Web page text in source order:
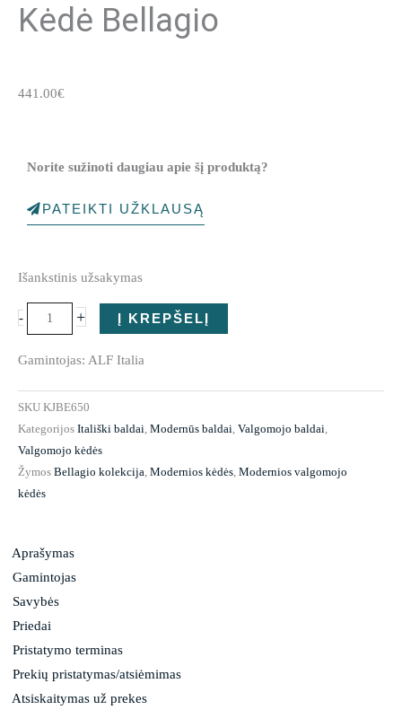
Kėdė Bellagio
441.00€
Norite sužinoti daugiau apie šį produktą?
PATEIKTI UŽKLAUSĄ
Išankstinis užsakymas
-
kiekis:
Kėdė
Bellagio
+ Į KREPŠELĮ
Gamintojas: ALF Italia
SKU KJBE650
Kategorijos Itališki baldai, Modernūs baldai, Valgomojo baldai,
Valgomojo kėdės
Žymos Bellagio kolekcija, Modernios kėdės, Modernios valgomojo
kėdės
Aprašymas
Gamintojas
Savybės
Priedai
Pristatymo terminas
Prekių pristatymas/atsiėmimas
Atsiskaitymas už prekes